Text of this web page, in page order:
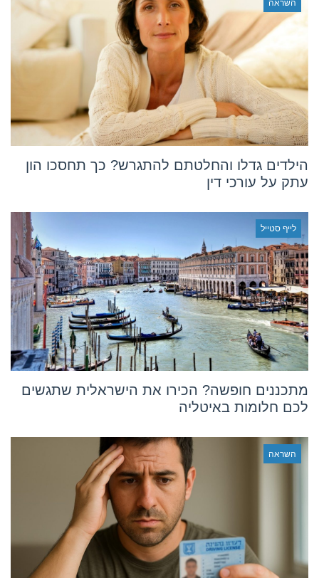
השראה
הילדים גדלו והחלטתם להתגרש? כך תחסכו הון
עתק על עורכי דין
לייף סטייל
מתכננים חופשה? הכירו את הישראלית שתגשים
לכם חלומות באיטליה
השראה